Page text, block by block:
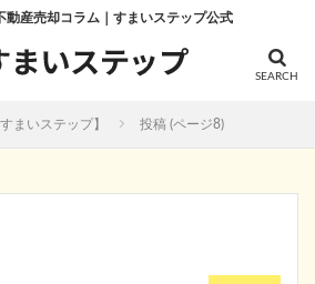
動産売却コラム｜すまいステップ公式
まいステップ】 投稿 (ページ8)